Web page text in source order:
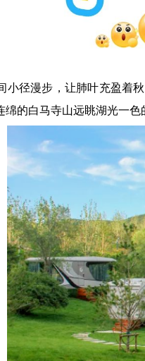
小径漫步，让肺叶充盈着
的白马寺山远眺湖光一色